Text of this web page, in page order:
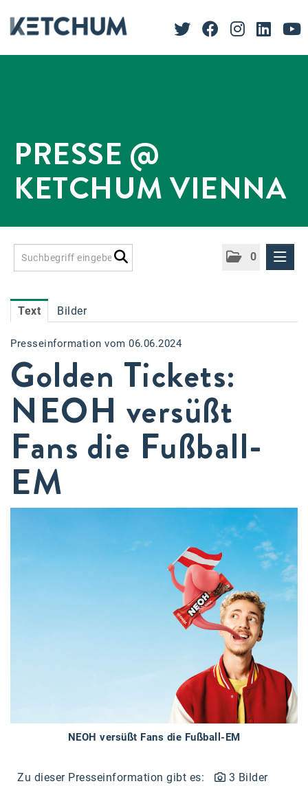
PRESSE @
KETCHUM VIENNA
0
Accessiway
Accor
ALC
Anadi Bank
Arthur D. Little
Bake the Shape
BBDO Wien
bellaflora
DDB Wien
Gillette
Text Bilder
Presseinformation vom 06.06.2024
Golden Tickets:
NEOH versüßt
Fans die Fußball-
EM
NEOH versüßt Fans die Fußball-EM
Zu dieser Presseinformation gibt es: 3 Bilder